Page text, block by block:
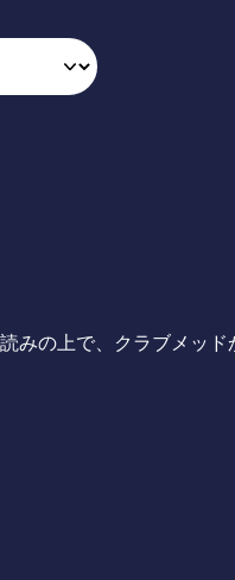
みの上で、クラブメッド